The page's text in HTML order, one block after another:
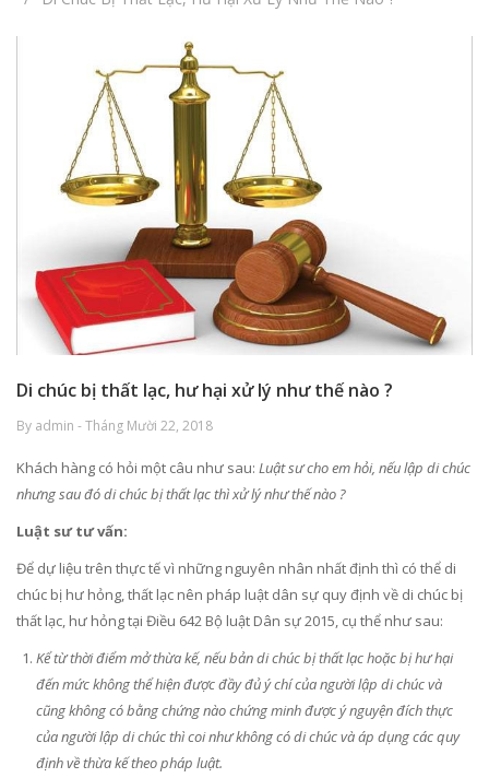
Di chúc bị thất lạc, hư hại xử lý như thế nào ?
By admin - Tháng Mười 22, 2018
Khách hàng có hỏi một câu như sau: Luật sư cho em hỏi, nếu lập di chúc
nhưng sau đó di chúc bị thất lạc thì xử lý như thế nào ?
Luật sư tư vấn:
Để dự liệu trên thực tế vì những nguyên nhân nhất định thì có thể di
chúc bị hư hỏng, thất lạc nên pháp luật dân sự quy định về di chúc bị
thất lạc, hư hỏng tại Điều 642 Bộ luật Dân sự 2015, cụ thể như sau:
Kể từ thời điểm mở thừa kế, nếu bản di chúc bị thất lạc hoặc bị hư hại
đến mức không thể hiện được đầy đủ ý chí của người lập di chúc và
cũng không có bằng chứng nào chứng minh được ý nguyện đích thực
của người lập di chúc thì coi như không có di chúc và áp dụng các quy
định về thừa kế theo pháp luật.